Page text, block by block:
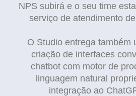
NPS subirá e o seu time
serviço de atendimento
O Studio entrega também
criação de interfaces
chatbot com motor de
linguagem natural
integração ao